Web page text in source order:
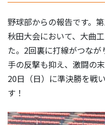
野球部からの報告です。
秋田大会において、大曲
た。2回裏に打線がつな
手の反撃も抑え、激闘の
20日（日）に準決勝を戦
す！